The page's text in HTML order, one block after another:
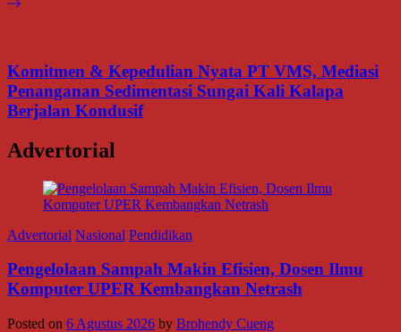
Komitmen & Kepedulian Nyata PT VMS, Mediasi
Penanganan Sedimentasi Sungai Kali Kalapa
Berjalan Kondusif
Advertorial
Advertorial Nasional Pendidikan
Pengelolaan Sampah Makin Efisien, Dosen Ilmu
Komputer UPER Kembangkan Netrash
Posted on 6 Agustus 2026 by Brohendy Cueng